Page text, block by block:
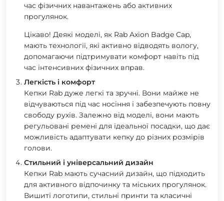
час фізичних навантажень або активних
прогулянок.
Цікаво! Деякі моделі, як Rab Axion Badge Cap,
мають технології, які активно відводять вологу,
допомагаючи підтримувати комфорт навіть під
час інтенсивних фізичних вправ.
Легкість і комфорт
Кепки Rab дуже легкі та зручні. Вони майже не
відчуваються під час носіння і забезпечують повну
свободу рухів. Залежно від моделі, вони мають
регульовані ремені для ідеальної посадки, що дає
можливість адаптувати кепку до різних розмірів
голови.
Стильний і універсальний дизайн
Кепки Rab мають сучасний дизайн, що підходить
для активного відпочинку та міських прогулянок.
Вишиті логотипи, стильні принти та класичні